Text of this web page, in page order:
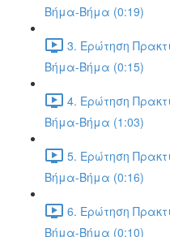
Βήμα-Βήμα (0:19)
3. Ερώτηση
Βήμα-Βήμα (0:15)
4. Ερώτηση
Βήμα-Βήμα (1:03)
5. Ερώτηση
Βήμα-Βήμα (0:16)
6. Ερώτηση
Βήμα-Βήμα (0:10)